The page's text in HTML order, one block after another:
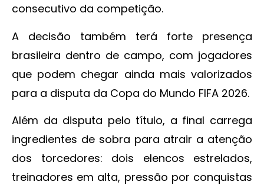
consecutivo da competição.
A decisão também terá forte presença
brasileira dentro de campo, com jogadores
que podem chegar ainda mais valorizados
para a disputa da Copa do Mundo FIFA 2026.
Além da disputa pelo título, a final carrega
ingredientes de sobra para atrair a atenção
dos torcedores: dois elencos estrelados,
treinadores em alta, pressão por conquistas